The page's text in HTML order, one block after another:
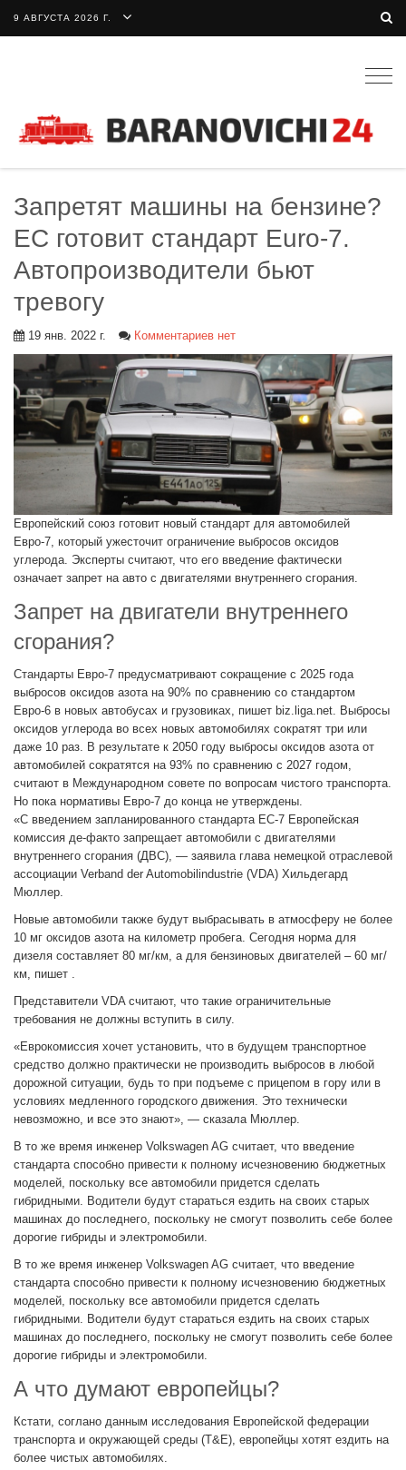
9 АВГУСТА 2026 Г.
Запретят машины на бензине?
ЕС готовит стандарт Euro-7.
Автопроизводители бьют
тревогу
19 янв. 2022 г. Комментариев нет
Европейский союз готовит новый стандарт для автомобилей
Евро-7, который ужесточит ограничение выбросов оксидов
углерода. Эксперты считают, что его введение фактически
означает запрет на авто с двигателями внутреннего сгорания.
Запрет на двигатели внутреннего
сгорания?
Стандарты Евро-7 предусматривают сокращение с 2025 года
выбросов оксидов азота на 90% по сравнению со стандартом
Евро-6 в новых автобусах и грузовиках, пишет biz.liga.net. Выбросы
оксидов углерода во всех новых автомобилях сократят три или
даже 10 раз. В результате к 2050 году выбросы оксидов азота от
автомобилей сократятся на 93% по сравнению с 2027 годом,
считают в Международном совете по вопросам чистого транспорта.
Но пока нормативы Евро-7 до конца не утверждены.
«С введением запланированного стандарта ЕС-7 Европейская
комиссия де-факто запрещает автомобили с двигателями
внутреннего сгорания (ДВС), — заявила глава немецкой отраслевой
ассоциации Verband der Automobilindustrie (VDA) Хильдегард
Мюллер.
Новые автомобили также будут выбрасывать в атмосферу не более
10 мг оксидов азота на километр пробега. Сегодня норма для
дизеля составляет 80 мг/км, а для бензиновых двигателей – 60 мг/
км, пишет .
Представители VDA считают, что такие ограничительные
требования не должны вступить в силу.
«Еврокомиссия хочет установить, что в будущем транспортное
средство должно практически не производить выбросов в любой
дорожной ситуации, будь то при подъеме с прицепом в гору или в
условиях медленного городского движения. Это технически
невозможно, и все это знают», — сказала Мюллер.
В то же время инженер Volkswagen AG считает, что введение
стандарта способно привести к полному исчезновению бюджетных
моделей, поскольку все автомобили придется сделать
гибридными. Водители будут стараться ездить на своих старых
машинах до последнего, поскольку не смогут позволить себе более
дорогие гибриды и электромобили.
В то же время инженер Volkswagen AG считает, что введение
стандарта способно привести к полному исчезновению бюджетных
моделей, поскольку все автомобили придется сделать
гибридными. Водители будут стараться ездить на своих старых
машинах до последнего, поскольку не смогут позволить себе более
дорогие гибриды и электромобили.
А что думают европейцы?
Кстати, соглано данным исследования Европейской федерации
транспорта и окружающей среды (T&E), европейцы хотят ездить на
более чистых автомобилях.